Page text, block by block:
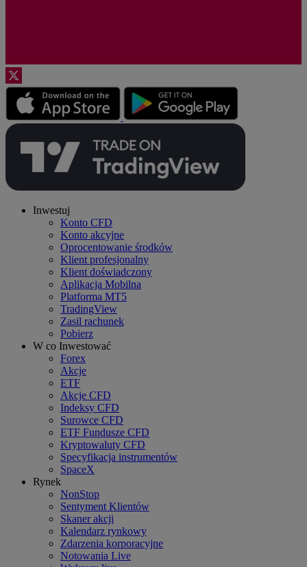
Inwestuj
Konto CFD
Konto akcyjne
Oprocentowanie środków
Klient profesjonalny
Klient doświadczony
Aplikacja Mobilna
Platforma MT5
TradingView
Zasil rachunek
Pobierz
W co Inwestować
Forex
Akcje
ETF
Akcje CFD
Indeksy CFD
Surowce CFD
ETF Fundusze CFD
Kryptowaluty CFD
Specyfikacja instrumentów
SpaceX
Rynek
NonStop
Sentyment Klientów
Skaner akcji
Kalendarz rynkowy
Zdarzenia korporacyjne
Notowania Live